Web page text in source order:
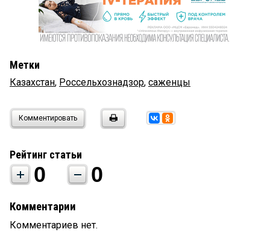
Метки
Казахстан, Россельхознадзор, саженцы
Комментировать
Рейтинг статьи
0 0
Комментарии
Комментариев нет.